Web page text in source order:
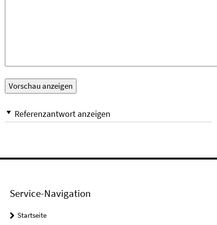
Referenzantwort anzeigen
Service-Navigation
Startseite